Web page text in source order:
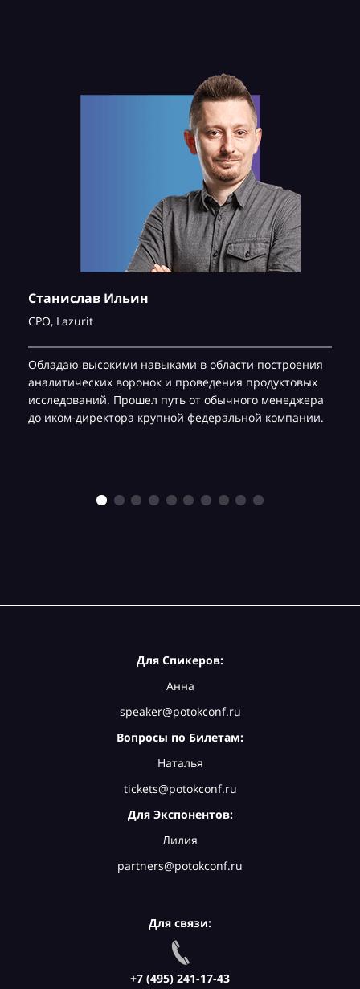
Станислав Ильин
CPO, Lazurit
Обладаю высокими навыками в области построения
аналитических воронок и проведения продуктовых
исследований. Прошел путь от обычного менеджера
до иком-директора крупной федеральной компании.
Для Спикеров:
Анна
speaker@potokconf.ru
Вопросы по Билетам:
Наталья
tickets@potokconf.ru
Для Экспонентов:
Лилия
partners@potokconf.ru
Для связи:
+7 (495) 241-17-43